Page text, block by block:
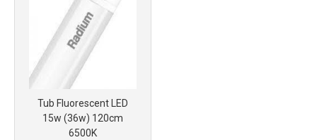
Tub Fluorescent LED
15w (36w) 120cm
6500K